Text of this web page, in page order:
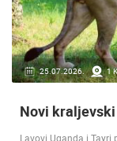
16.07.2018. 9
Doček
srebra [